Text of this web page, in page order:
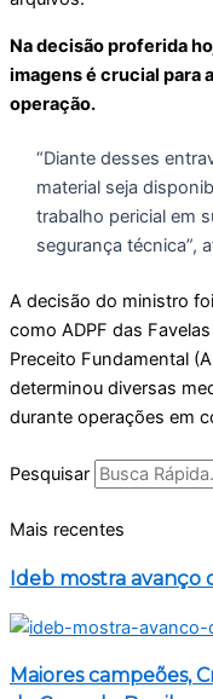
Na decisão proferida
imagens é crucial para
operação.
“Diante desses
material seja
trabalho pericial em
segurança técnica”,
A decisão do ministro
como ADPF das
Preceito Fundamental
determinou diversas
durante operações em
Pesquisar
Mais recentes
Ideb mostra avanço
Maiores campeões,